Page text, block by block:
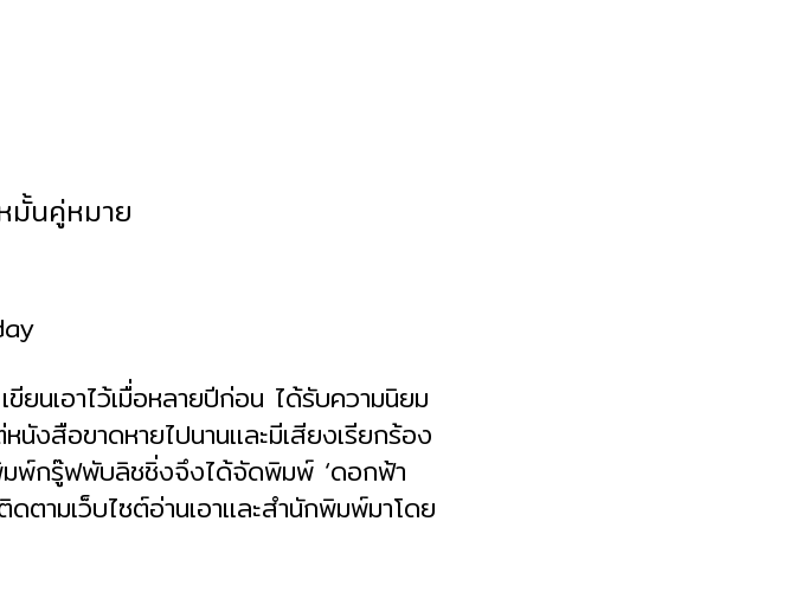
นคู่หมาย
นเอาไว้เมื่อหลายปีก่อน ได้รับความนิยม
นังสือขาดหายไปนานและมีเสียงเรียกร้อง
มพ์กรู๊ฟพับลิชชิ่งจึงได้จัดพิมพ์ ‘ดอกฟ้า
ามเว็บไซต์อ่านเอาและสำนักพิมพ์มาโดย